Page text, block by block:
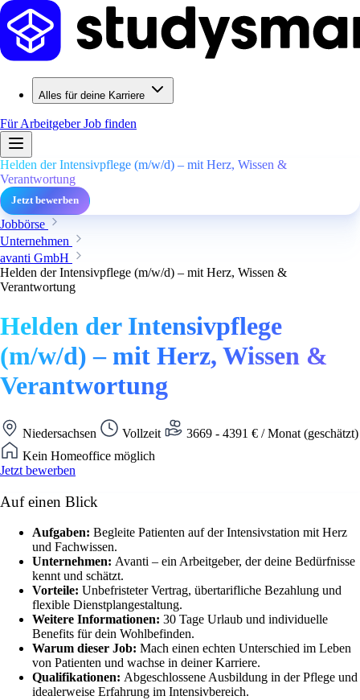
Alles für deine Karriere
Für ArbeitgeberJob finden
Helden der Intensivpflege (m/w/d) – mit Herz, Wissen &
Verantwortung
Jetzt bewerben
Jobbörse
Unternehmen
avanti GmbH
Helden der Intensivpflege (m/w/d) – mit Herz, Wissen &
Verantwortung
Helden der Intensivpflege
(m/w/d) – mit Herz, Wissen &
Verantwortung
Niedersachsen Vollzeit
3669 - 4391 € / Monat (geschätzt)
Kein Homeoffice möglich
Jetzt bewerben
Auf einen Blick
Aufgaben: Begleite Patienten auf der Intensivstation mit Herz
und Fachwissen.
Unternehmen: Avanti – ein Arbeitgeber, der deine Bedürfnisse
kennt und schätzt.
Vorteile: Unbefristeter Vertrag, übertarifliche Bezahlung und
flexible Dienstplangestaltung.
Weitere Informationen: 30 Tage Urlaub und individuelle
Benefits für dein Wohlbefinden.
Warum dieser Job: Mach einen echten Unterschied im Leben
von Patienten und wachse in deiner Karriere.
Qualifikationen: Abgeschlossene Ausbildung in der Pflege und
idealerweise Erfahrung im Intensivbereich.